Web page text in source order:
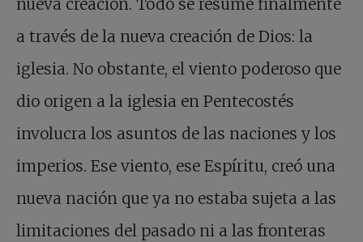
nueva creación. Todo se resume finalmente
a través de la nueva creación de Dios: la
iglesia. No obstante, el viento poderoso que
dio origen a la iglesia en Pentecostés
involucra los asuntos de las naciones y los
imperios. Ese viento, ese Espíritu, creó una
nueva nación que ya no estaba sujeta a las
limitaciones del pasado ni a las fronteras